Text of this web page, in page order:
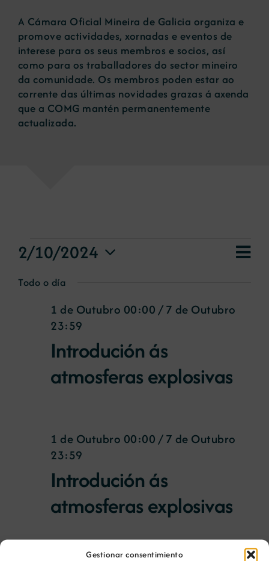
Gestionar consentimiento
Novas
Portal de emprego
Contacto
A Cámara Oficial Mineira de Galicia organiza e
promove actividades, xornadas e eventos de
interese para os seus membros e socios, así
como para os traballadores do sector mineiro
da comunidade. Os membros poden estar ao
corrente das últimas novidades grazas á axenda
que a COMG mantén permanentemente
actualizada.
eventos
for
Outubro
Day
2/10/2024
Select
date.
Todo o día
Introdución ás
atmosferas explosivas
1 de Outubro 00:00 /7 de Outubro
23:59
Introdución ás
atmosferas explosivas
1 de Outubro 00:00 /7 de Outubro
23:59